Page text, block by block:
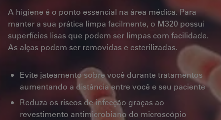
A higiene é o ponto essencial na área médica. Para
manter a sua prática limpa facilmente, o M320 possui
superfícies lisas que podem ser limpas com facilidade.
As alças podem ser removidas e esterilizadas.
Evite jateamento sobre você durante tratamentos
aumentando a distância entre você e seu paciente
Reduza os riscos de infecção graças ao
revestimento antimicrobiano do microscópio